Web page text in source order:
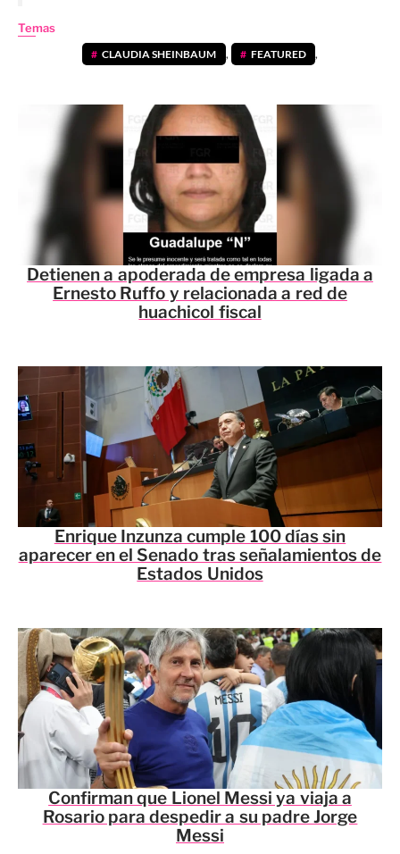
Temas
CLAUDIA SHEINBAUM , FEATURED ,
Detienen a apoderada de empresa ligada a
Ernesto Ruffo y relacionada a red de
huachicol fiscal
Enrique Inzunza cumple 100 días sin
aparecer en el Senado tras señalamientos de
Estados Unidos
Confirman que Lionel Messi ya viaja a
Rosario para despedir a su padre Jorge
Messi